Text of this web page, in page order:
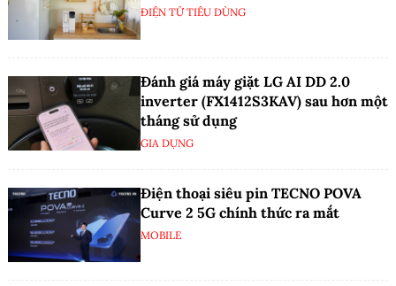
ĐIỆN TỬ TIÊU DÙNG
Đánh giá máy giặt LG AI DD 2.0
inverter (FX1412S3KAV) sau hơn một
tháng sử dụng
GIA DỤNG
Điện thoại siêu pin TECNO POVA
Curve 2 5G chính thức ra mắt
MOBILE